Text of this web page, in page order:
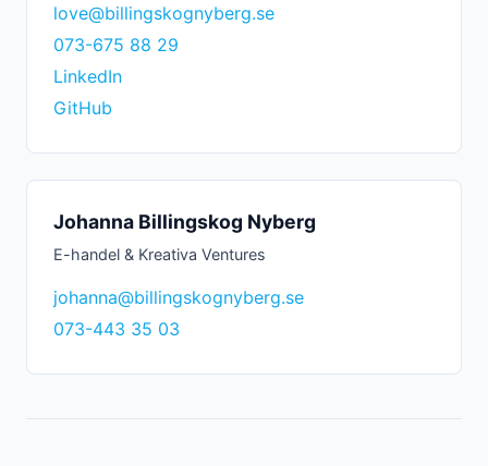
love@billingskognyberg.se
073-675 88 29
LinkedIn
GitHub
Johanna Billingskog Nyberg
E-handel & Kreativa Ventures
johanna@billingskognyberg.se
073-443 35 03